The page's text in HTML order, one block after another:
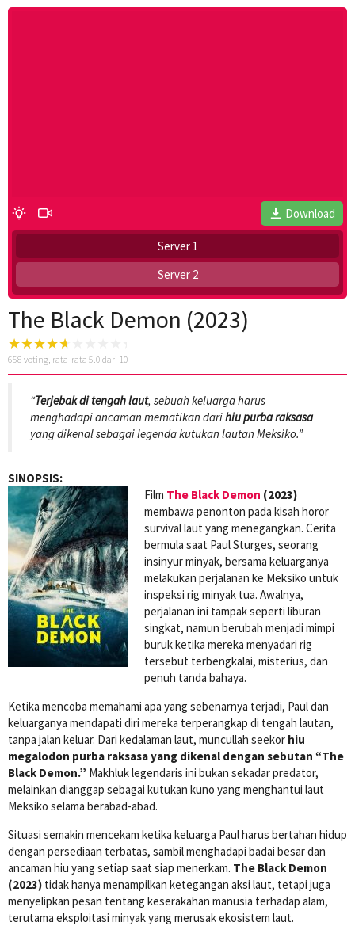
Download
Server 1
Server 2
The Black Demon (2023)
658 voting, rata-rata 5.0 dari 10
“Terjebak di tengah laut, sebuah keluarga harus
menghadapi ancaman mematikan darihiu purba raksasa
yang dikenal sebagai legenda kutukan lautan Meksiko.”
SINOPSIS:
Film The Black Demon (2023)
membawa penonton pada kisah horor
survival laut yang menegangkan. Cerita
bermula saat Paul Sturges, seorang
insinyur minyak, bersama keluarganya
melakukan perjalanan ke Meksiko untuk
inspeksi rig minyak tua. Awalnya,
perjalanan ini tampak seperti liburan
singkat, namun berubah menjadi mimpi
buruk ketika mereka menyadari rig
tersebut terbengkalai, misterius, dan
penuh tanda bahaya.
Ketika mencoba memahami apa yang sebenarnya terjadi, Paul dan
keluarganya mendapati diri mereka terperangkap di tengah lautan,
tanpa jalan keluar. Dari kedalaman laut, muncullah seekor hiu
megalodon purba raksasa yang dikenal dengan sebutan “The
Black Demon.” Makhluk legendaris ini bukan sekadar predator,
melainkan dianggap sebagai kutukan kuno yang menghantui laut
Meksiko selama berabad-abad.
Situasi semakin mencekam ketika keluarga Paul harus bertahan hidup
dengan persediaan terbatas, sambil menghadapi badai besar dan
ancaman hiu yang setiap saat siap menerkam. The Black Demon
(2023) tidak hanya menampilkan ketegangan aksi laut, tetapi juga
menyelipkan pesan tentang keserakahan manusia terhadap alam,
terutama eksploitasi minyak yang merusak ekosistem laut.